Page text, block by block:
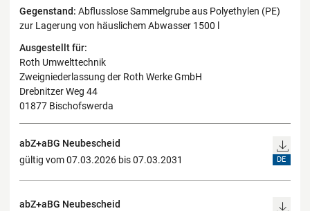
Gegenstand: Abflusslose Sammelgrube aus Polyethylen (PE)
zur Lagerung von häuslichem Abwasser 1500 l
Ausgestellt für:
Roth Umwelttechnik
Zweigniederlassung der Roth Werke GmbH
Drebnitzer Weg 44
01877 Bischofswerda
abZ+aBG Neubescheid
gültig vom 07.03.2026 bis 07.03.2031
DE
abZ+aBG Neubescheid